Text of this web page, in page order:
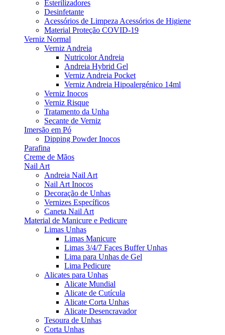
Esterilizadores
Desinfetante
Acessórios de Limpeza Acessórios de Higiene
Material Proteção COVID-19
Verniz Normal
Verniz Andreia
Nutricolor Andreia
Andreia Hybrid Gel
Verniz Andreia Pocket
Verniz Andreia Hipoalergénico 14ml
Verniz Inocos
Verniz Risque
Tratamento da Unha
Secante de Verniz
Imersão em Pó
Dipping Powder Inocos
Parafina
Creme de Mãos
Nail Art
Andreia Nail Art
Nail Art Inocos
Decoração de Unhas
Vernizes Específicos
Caneta Nail Art
Material de Manicure e Pedicure
Limas Unhas
Limas Manicure
Limas 3/4/7 Faces Buffer Unhas
Lima para Unhas de Gel
Lima Pedicure
Alicates para Unhas
Alicate Mundial
Alicate de Cutícula
Alicate Corta Unhas
Alicate Desencravador
Tesoura de Unhas
Corta Unhas